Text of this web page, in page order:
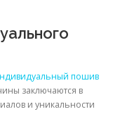
пошив
заключаются в
и уникальности